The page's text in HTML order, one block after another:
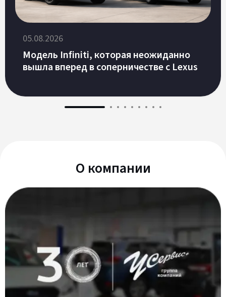
05.08.2026
Модель Infiniti, которая неожиданно
вышла вперед в соперничестве с Lexus
О компании